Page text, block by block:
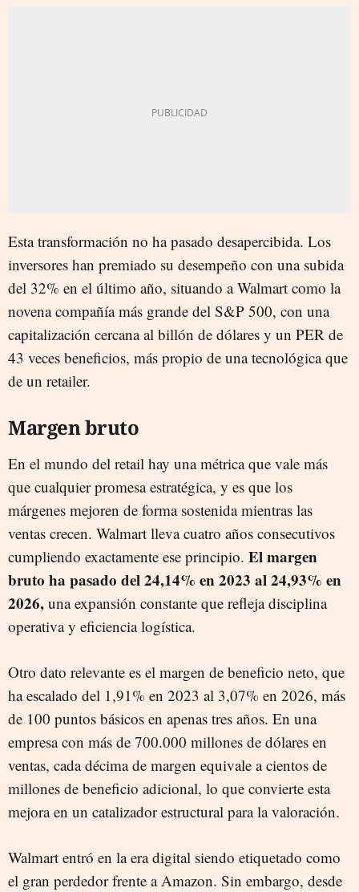
Esta transformación no ha pasado desapercibida. Los
inversores han premiado su desempeño con una subida
del 32% en el último año, situando a Walmart como la
novena compañía más grande del S&P 500, con una
capitalización cercana al billón de dólares y un PER de
43 veces beneficios, más propio de una tecnológica que
de un retailer.
Margen bruto
En el mundo del retail hay una métrica que vale más
que cualquier promesa estratégica, y es que los
márgenes mejoren de forma sostenida mientras las
ventas crecen. Walmart lleva cuatro años consecutivos
cumpliendo exactamente ese principio. El margen
bruto ha pasado del 24,14% en 2023 al 24,93% en
2026, una expansión constante que refleja disciplina
operativa y eficiencia logística.
Otro dato relevante es el margen de beneficio neto, que
ha escalado del 1,91% en 2023 al 3,07% en 2026, más
de 100 puntos básicos en apenas tres años. En una
empresa con más de 700.000 millones de dólares en
ventas, cada décima de margen equivale a cientos de
millones de beneficio adicional, lo que convierte esta
mejora en un catalizador estructural para la valoración.
Walmart entró en la era digital siendo etiquetado como
el gran perdedor frente a Amazon. Sin embargo, desde